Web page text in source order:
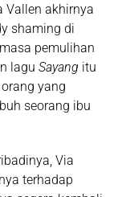
Vallen akhirnya
shaming di
pemulihan
lagu Sayang itu
yang
seorang ibu
Via
terhadap